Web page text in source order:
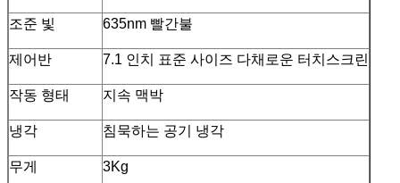
조준 빛 635nm 빨간불
제어반 7.1 인치 표준 사이즈 다채로운 터치스크린
작동 형태 지속 맥박
냉각 침묵하는 공기 냉각
무게 3Kg